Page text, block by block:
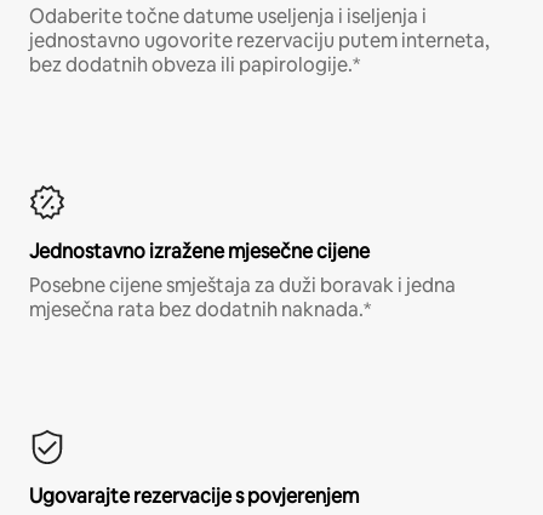
Odaberite točne datume useljenja i iseljenja i
jednostavno ugovorite rezervaciju putem interneta,
bez dodatnih obveza ili papirologije.*
Jednostavno izražene mjesečne cijene
Posebne cijene smještaja za duži boravak i jedna
mjesečna rata bez dodatnih naknada.*
Ugovarajte rezervacije s povjerenjem